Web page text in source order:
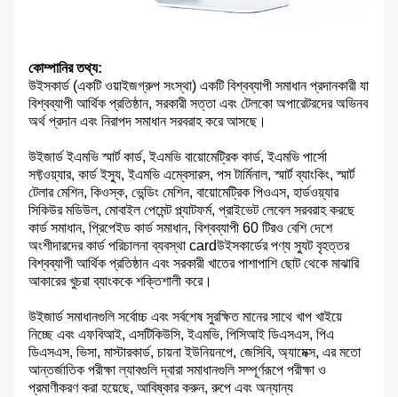
কোম্পানির তথ্য:
উইসকার্ড (একটি ওয়াইজগ্রুপ সংস্থা) একটি বিশ্বব্যাপী সমাধান প্রদানকারী যা
বিশ্বব্যাপী আর্থিক প্রতিষ্ঠান, সরকারী সত্তা এবং টেলকো অপারেটরদের অভিনব
অর্থ প্রদান এবং নিরাপদ সমাধান সরবরাহ করে আসছে।
উইজার্ড ইএমভি স্মার্ট কার্ড, ইএমভি বায়োমেট্রিক কার্ড, ইএমভি পার্সো
সফ্টওয়্যার, কার্ড ইস্যু, ইএমভি এম্বেসারস, পস টার্মিনাল, স্মার্ট ব্যাংকিং, স্মার্ট
টেলার মেশিন, কিওস্ক, ভেন্ডিং মেশিন, বায়োমেট্রিক পিওএস, হার্ডওয়্যার
সিকিউর মডিউল, মোবাইল পেমেন্ট প্ল্যাটফর্ম, প্রাইভেট লেবেল সরবরাহ করছে
কার্ড সমাধান, প্রিপেইড কার্ড সমাধান, বিশ্বব্যাপী 60 টিরও বেশি দেশে
অংশীদারদের কার্ড পরিচালনা ব্যবস্থা cardউইসকার্ডের পণ্য স্যুট বৃহত্তর
বিশ্বব্যাপী আর্থিক প্রতিষ্ঠান এবং সরকারী খাতের পাশাপাশি ছোট থেকে মাঝারি
আকারের খুচরা ব্যাংককে শক্তিশালী করে।
উইজার্ড সমাধানগুলি সর্বোচ্চ এবং সর্বশেষ সুরক্ষিত মানের সাথে খাপ খাইয়ে
নিচ্ছে এবং এফবিআই, এসটিকিউসি, ইএমভি, পিসিআই ডিএসএস, পিএ
ডিএসএস, ভিসা, মাস্টারকার্ড, চায়না ইউনিয়নপে, জেসিবি, অ্যামেক্স, এর মতো
আন্তর্জাতিক পরীক্ষা ল্যাবগুলি দ্বারা সমাধানগুলি সম্পূর্ণরূপে পরীক্ষা ও
প্রমাণীকরণ করা হয়েছে, আবিষ্কার করুন, রুপে এবং অন্যান্য